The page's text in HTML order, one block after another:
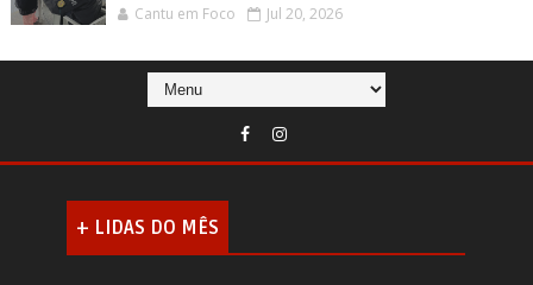
Cantu em Foco Jul 20, 2026
+ LIDAS DO MÊS